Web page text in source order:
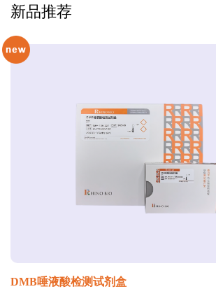
新品推荐
DMB唾液酸检测试剂盒